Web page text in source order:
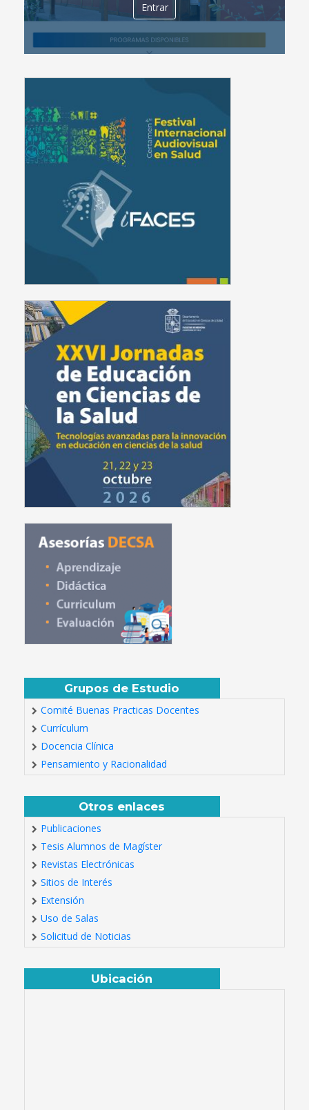
Entrar
Grupos de Estudio
Comité Buenas Practicas Docentes
Currículum
Docencia Clínica
Pensamiento y Racionalidad
Otros enlaces
Publicaciones
Tesis Alumnos de Magíster
Revistas Electrónicas
Sitios de Interés
Extensión
Uso de Salas
Solicitud de Noticias
Ubicación